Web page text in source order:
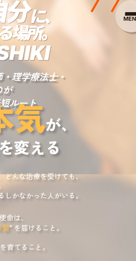
理学療法士・
ルート
気が、
変える
どんな治療を受けても、
しかなかった人がいる。
命は、
望" を届けること。
育てること。